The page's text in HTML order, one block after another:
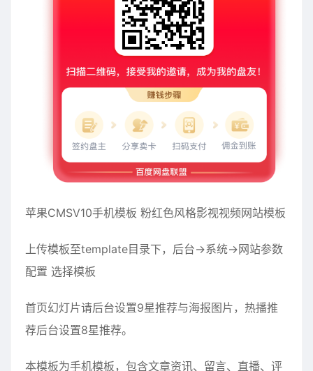
苹果CMSV10手机模板 粉红色风格影视视频网站模板
上传模板至template目录下，后台→系统→网站参数
配置 选择模板
首页幻灯片请后台设置9星推荐与海报图片，热播推
荐后台设置8星推荐。
本模板为手机模板，包含文章资讯、留言、直播、评